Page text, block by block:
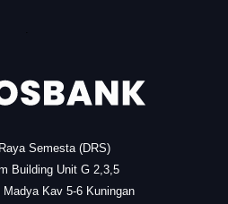
Semesta (DRS)
Building Unit G 2,3,5
Kav 5-6 Kuningan